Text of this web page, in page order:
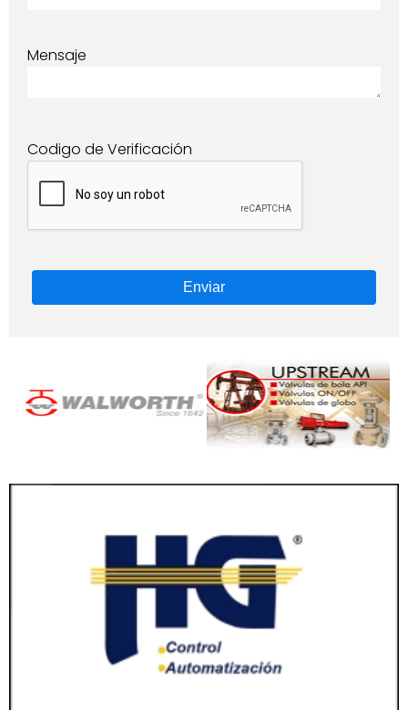
Mensaje
Codigo de Verificación
Enviar